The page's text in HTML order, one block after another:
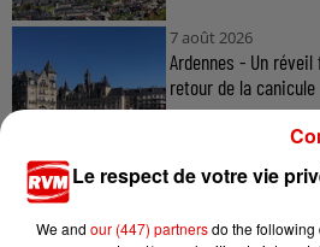
7 août 2026
Ardennes - Un
retour de la canicule
Le respect de votre vie
We and our (447) partnersdo the following